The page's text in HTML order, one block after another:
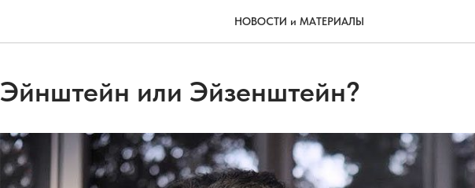
НОВОСТИ и МАТЕРИАЛЫ
Эйнштейн или Эйзенштейн?